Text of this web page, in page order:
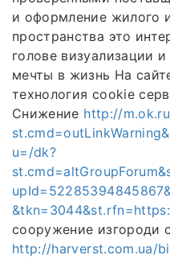
и оформление жилого
пространства это
голове визуализации
мечты в жизнь На
технология cookie
Снижение http://
u=/dk?
сооружение изгороди
http://harverst.com.ua/